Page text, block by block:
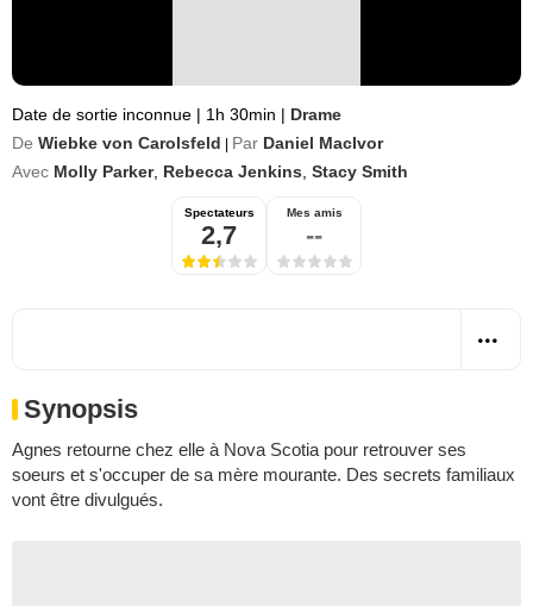
Date de sortie inconnue | 1h 30min | Drame
De Wiebke von Carolsfeld Par Daniel MacIvor
Avec Molly Parker, Rebecca Jenkins Stacy Smith
Spectateurs
2,7
Mes amis
--
Synopsis
Agnes retourne chez elle à Nova Scotia pour retrouver ses
soeurs et s'occuper de sa mère mourante. Des secrets familiaux
vont être divulgués.